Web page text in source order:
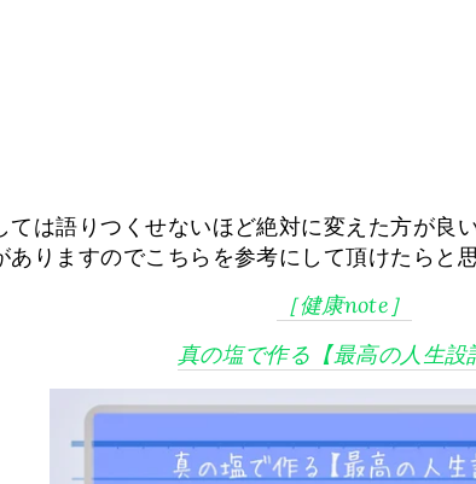
ては語りつくせないほど絶対に変えた方が良
りますのでこちらを参考にして頂けたらと思
［健康note］
真の塩で作る【最高の人生設